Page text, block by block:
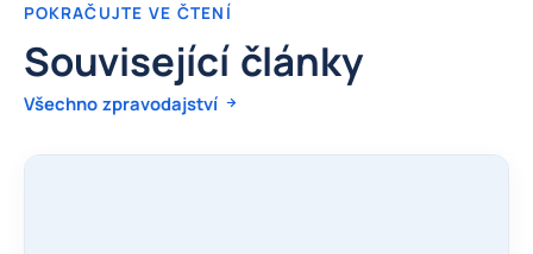
POKRAČUJTE VE ČTENÍ
Související články
Všechno zpravodajství